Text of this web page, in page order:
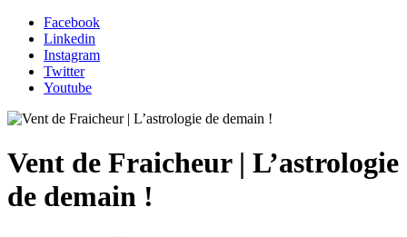
Facebook
Linkedin
Instagram
Twitter
Youtube
Vent de Fraicheur | L’astrologie
de demain !